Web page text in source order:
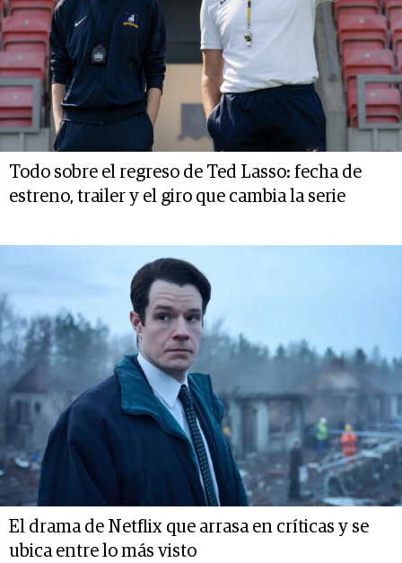
Todo sobre el regreso de Ted Lasso: fecha de
estreno, trailer y el giro que cambia la serie
El drama de Netflix que arrasa en críticas y se
ubica entre lo más visto